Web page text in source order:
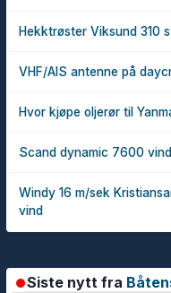
Hekktrøster Viksund 310
VHF/AIS antenne på
Hvor kjøpe oljerør til
Scand dynamic 7600
Windy 16 m/sek
vind
Siste nytt fra